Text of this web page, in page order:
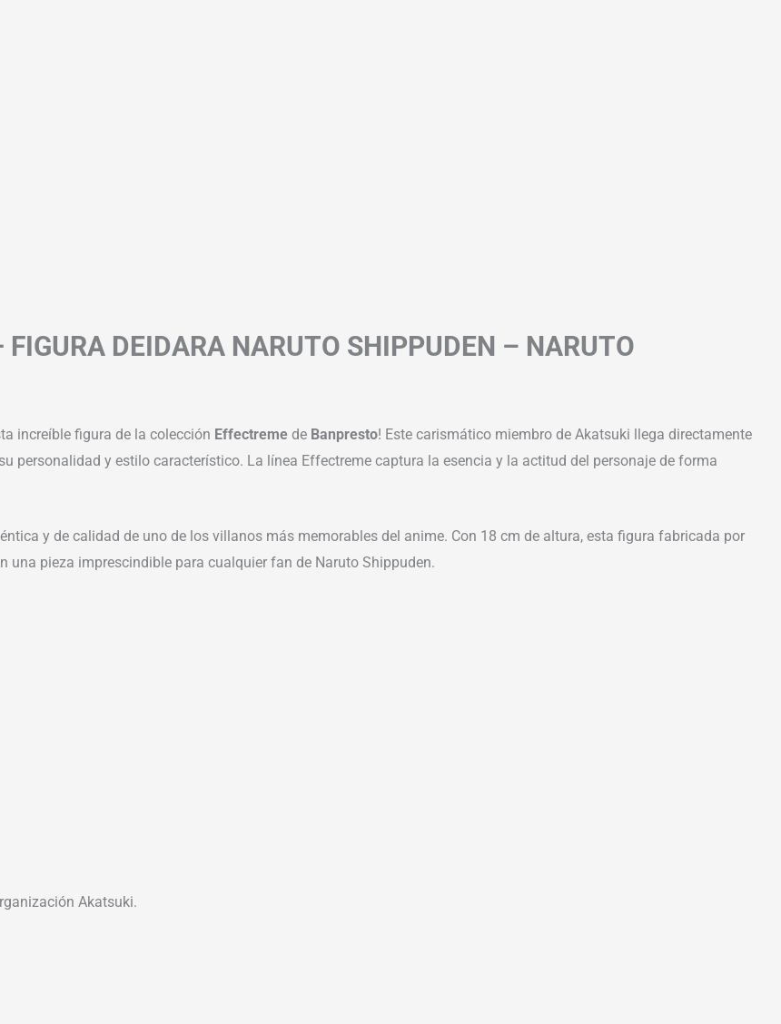
DEIDARA NARUTO SHIPPUDEN – NARUTO
increíble figura de la colección Effectreme de Banpresto! Este carismático miembro de Akatsuki llega directamente
personalidad y estilo característico. La línea Effectreme captura la esencia y la actitud del personaje de forma
y de calidad de uno de los villanos más memorables del anime. Con 18 cm de altura, esta figura fabricada por
una pieza imprescindible para cualquier fan de Naruto Shippuden.
Akatsuki.